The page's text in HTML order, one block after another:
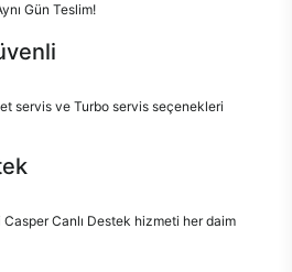
Gün Teslim!
servis ve Turbo servis seçenekleri
Canlı Destek hizmeti her daim